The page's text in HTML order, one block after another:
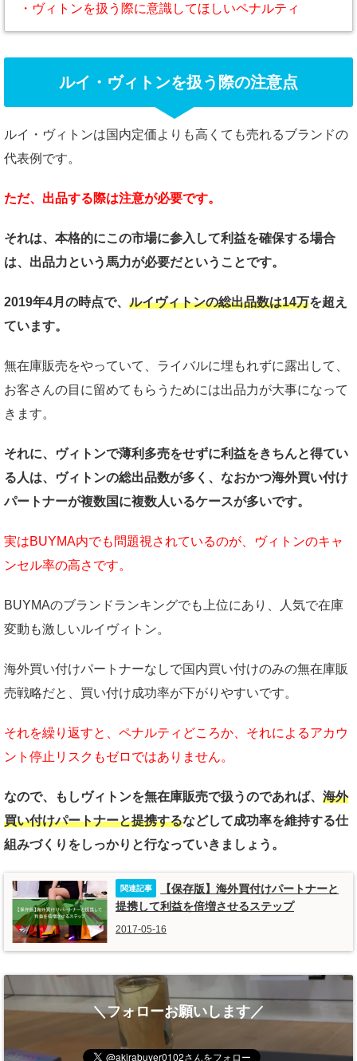
・ヴィトンを扱う際に意識してほしいペナルティ
ルイ・ヴィトンを扱う際の注意点
ルイ・ヴィトンは国内定価よりも高くても売れるブランドの
代表例です。
ただ、出品する際は注意が必要です。
それは、本格的にこの市場に参入して利益を確保する場合
は、出品力という馬力が必要だということです。
2019年4月の時点で、 ルイヴィトンの総出品数は14万を超え
ています。
無在庫販売をやっていて、ライバルに埋もれずに露出して、
お客さんの目に留めてもらうためには出品力が大事になって
きます。
それに、ヴィトンで薄利多売をせずに利益をきちんと得てい
る人は、ヴィトンの総出品数が多く、なおかつ海外買い付け
パートナーが複数国に複数人いるケースが多いです。
実はBUYMA内でも問題視されているのが、ヴィトンのキャ
ンセル率の高さです。
BUYMAのブランドランキングでも上位にあり、人気で在庫
変動も激しいルイヴィトン。
海外買い付けパートナーなしで国内買い付けのみの無在庫販
売戦略だと、買い付け成功率が下がりやすいです。
それを繰り返すと、ペナルティどころか、それによるアカウ
ント停止リスクもゼロではありません。
なので、もしヴィトンを無在庫販売で扱うのであれば、 海外
買い付けパートナーと提携するなどして成功率を維持する仕
組みづくりをしっかりと行なっていきましょう。
【保存版】海外買付けパートナーと
提携して利益を倍増させるステップ
2017-05-16
＼フォローお願いします／